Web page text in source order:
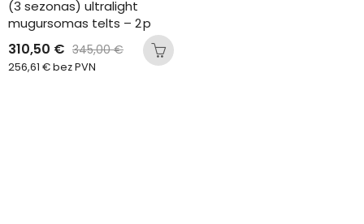
(3 sezonas) ultralight
mugursomas telts – 2 p
310,50 € 345,00€
256,61 €bez PVN